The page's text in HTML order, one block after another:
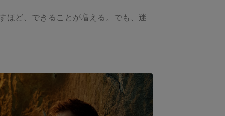
ほど、できることが増える。でも、迷